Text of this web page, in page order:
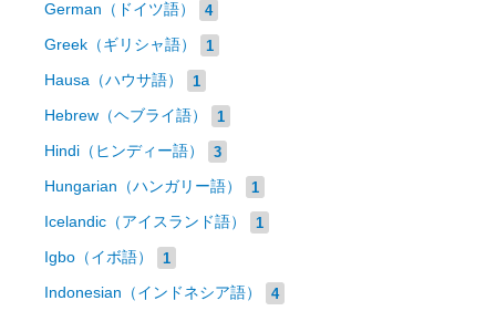
German（ドイツ語） 4
Greek（ギリシャ語） 1
Hausa（ハウサ語） 1
Hebrew（ヘブライ語） 1
Hindi（ヒンディー語） 3
Hungarian（ハンガリー語） 1
Icelandic（アイスランド語） 1
Igbo（イボ語） 1
Indonesian（インドネシア語） 4